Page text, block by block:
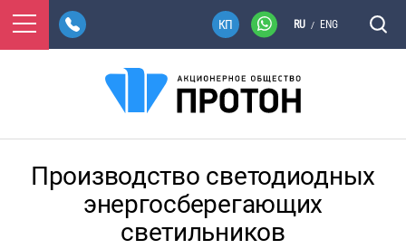
RU / ENG
Производство светодиодных
энергосберегающих
светильников